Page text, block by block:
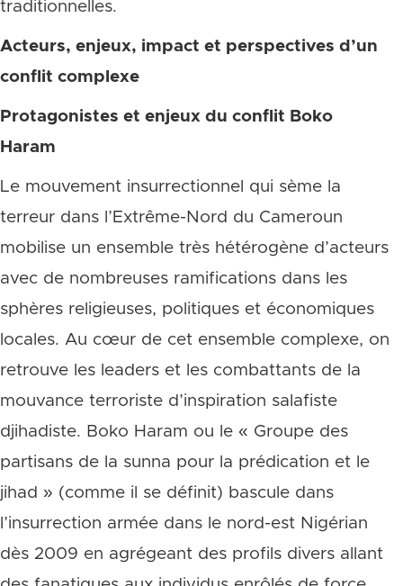
traditionnelles.
Acteurs, enjeux, impact et perspectives d’un
conflit complexe
Protagonistes et enjeux du conflit Boko
Haram
Le mouvement insurrectionnel qui sème la
terreur dans l’Extrême-Nord du Cameroun
mobilise un ensemble très hétérogène d’acteurs
avec de nombreuses ramifications dans les
sphères religieuses, politiques et économiques
locales. Au cœur de cet ensemble complexe, on
retrouve les leaders et les combattants de la
mouvance terroriste d’inspiration salafiste
djihadiste. Boko Haram ou le « Groupe des
partisans de la sunna pour la prédication et le
jihad » (comme il se définit) bascule dans
l’insurrection armée dans le nord-est Nigérian
dès 2009 en agrégeant des profils divers allant